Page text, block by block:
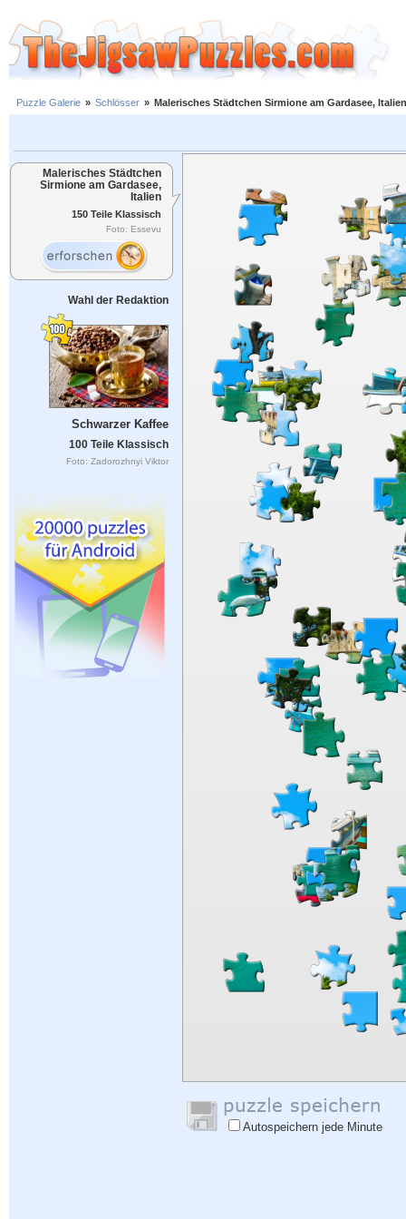
Puzzle Galerie » Schlösser » Malerisches Städtchen Sirmione am Gardasee, Italien
Malerisches Städtchen
Sirmione am Gardasee,
Italien
150 Teile Klassisch
Foto: Essevu
Wahl der Redaktion
Schwarzer Kaffee
100 Teile Klassisch
Foto: Zadorozhnyi Viktor
Autospeichern jede Minute